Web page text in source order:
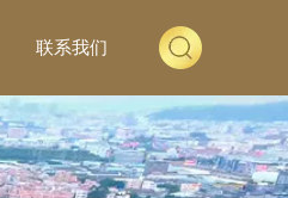
联系我们